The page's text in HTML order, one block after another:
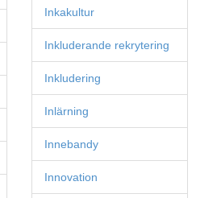
Inkakultur
Inkluderande rekrytering
Inkludering
Inlärning
Innebandy
Innovation